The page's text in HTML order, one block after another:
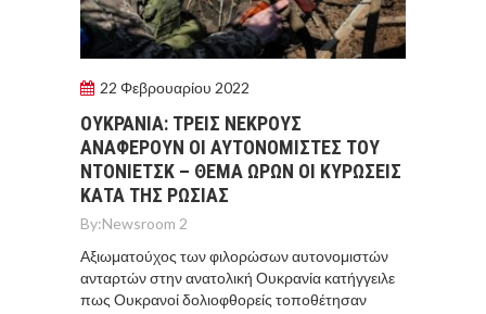
22 Φεβρουαρίου 2022
ΟΥΚΡΑΝΙΑ: ΤΡΕΙΣ ΝΕΚΡΟΥΣ
ΑΝΑΦΕΡΟΥΝ ΟΙ ΑΥΤΟΝΟΜΙΣΤΕΣ ΤΟΥ
ΝΤΟΝΙΕΤΣΚ – ΘΕΜΑ ΩΡΩΝ ΟΙ ΚΥΡΩΣΕΙΣ
ΚΑΤΑ ΤΗΣ ΡΩΣΙΑΣ
By:Newsroom 2
Αξιωματούχος των φιλορώσων αυτονομιστών
ανταρτών στην ανατολική Ουκρανία κατήγγειλε
πως Ουκρανοί δολιοφθορείς τοποθέτησαν